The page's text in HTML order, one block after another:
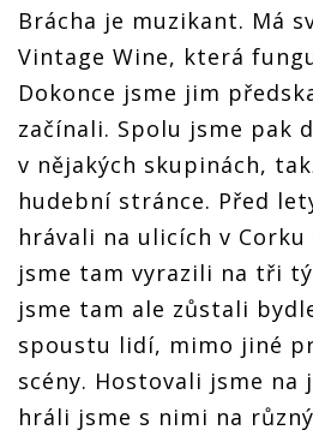
Brácha je muzikant. Má
Vintage Wine, která
Dokonce jsme jim
začínali. Spolu jsme pak
v nějakých skupinách,
hudební stránce. Před
hrávali na ulicích v Corku
jsme tam vyrazili na tři
jsme tam ale zůstali
spoustu lidí, mimo jiné
scény. Hostovali jsme na
hráli jsme s nimi na